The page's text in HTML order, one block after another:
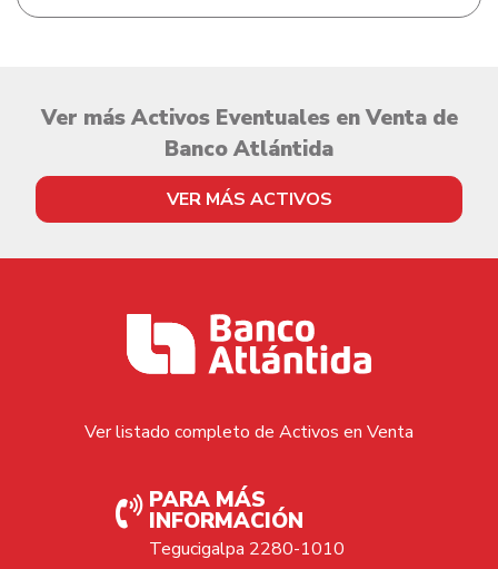
Ver más Activos Eventuales en Venta de
Banco Atlántida
VER MÁS ACTIVOS
Ver listado completo de Activos en Venta
PARA MÁS
INFORMACIÓN
Tegucigalpa 2280-1010